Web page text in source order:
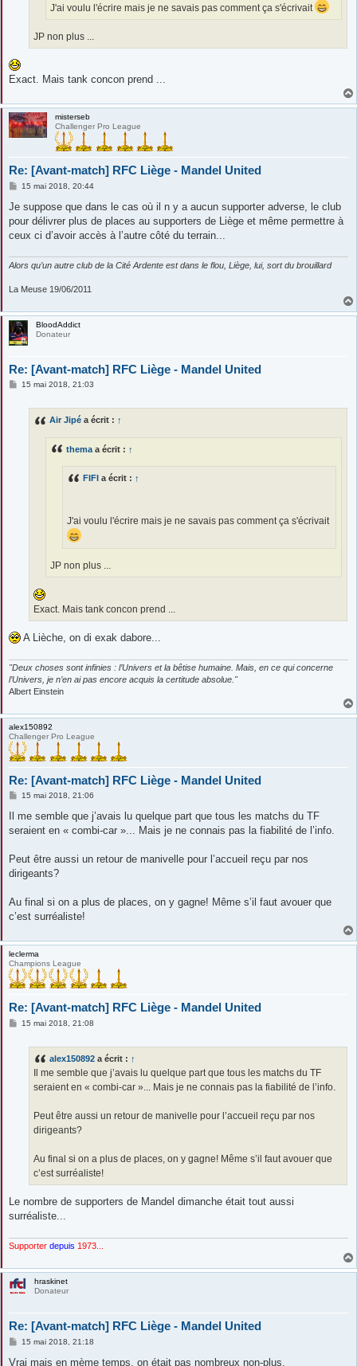
J'ai voulu l'écrire mais je ne savais pas comment ça s'écrivait
JP non plus ...
Exact. Mais tank concon prend ...
misterseb
Challenger Pro League
Re: [Avant-match] RFC Liège - Mandel United
M
s
a
g
15 mai 2018, 20:44
Je suppose que dans le cas où il n y a aucun supporter adverse, le club
pour délivrer plus de places au supporters de Liège et même permettre à
ceux ci d’avoir accès à l’autre côté du terrain...
Alors qu’un autre club de la Cité Ardente est dans le flou, Liège, lui, sort du brouillard
La Meuse 19/06/2011
BloodAddict
Donateur
Re: [Avant-match] RFC Liège - Mandel United
M15 mai 2018, 21:03
Air Jipé a écrit : ↑
thema a écrit : ↑
FIFI a écrit : ↑
J'ai voulu l'écrire mais je ne savais pas comment ça s'écrivait
JP non plus ...
Exact. Mais tank concon prend ...
A Lièche, on di exak dabore...
"Deux choses sont infinies : l’Univers et la bêtise humaine. Mais, en ce qui concerne
l’Univers, je n’en ai pas encore acquis la certitude absolue."
Albert Einstein
alex150892
Challenger Pro League
Re: [Avant-match] RFC Liège - Mandel United
M
s
a
15 mai 2018, 21:06
Il me semble que j’avais lu quelque part que tous les matchs du TF
seraient en « combi-car »... Mais je ne connais pas la fiabilité de l’info.
Peut être aussi un retour de manivelle pour l’accueil reçu par nos
dirigeants?
Au final si on a plus de places, on y gagne! Même s’il faut avouer que
c’est surréaliste!
leclerma
Champions League
Re: [Avant-match] RFC Liège - Mandel United
M15 mai 2018, 21:08
alex150892 a écrit : ↑
Il me semble que j’avais lu quelque part que tous les matchs du TF
seraient en « combi-car »... Mais je ne connais pas la fiabilité de l’info.
Peut être aussi un retour de manivelle pour l’accueil reçu par nos
dirigeants?
Au final si on a plus de places, on y gagne! Même s’il faut avouer que
c’est surréaliste!
Le nombre de supporters de Mandel dimanche était tout aussi
surréaliste...
Supporter depuis 1973...
hraskinet
Donateur
Re: [Avant-match] RFC Liège - Mandel United
M
s
15 mai 2018, 21:18
Vrai mais en mème temps, on était pas nombreux non-plus.